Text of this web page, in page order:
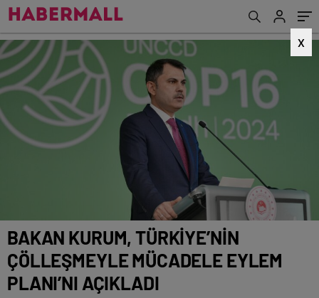
X
BAKAN KURUM, TÜRKİYE’NİN
ÇÖLLEŞMEYLE MÜCADELE EYLEM
PLANI’NI AÇIKLADI